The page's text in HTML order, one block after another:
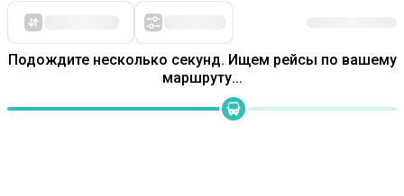
Подождите несколько секунд. Ищем рейсы по вашему
маршруту...